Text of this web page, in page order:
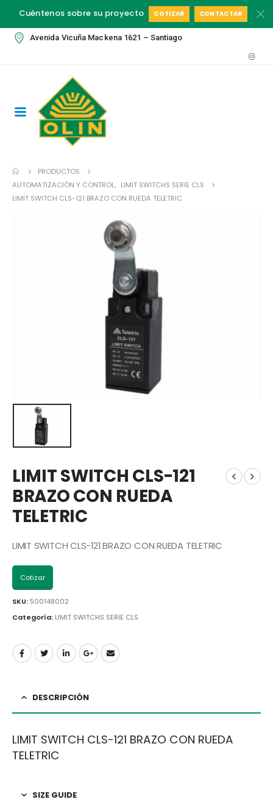
Cuéntenos sobre su proyecto COTIZAR CONTACTAR
Avenida Vicuña Mackena 1621 – Santiago
PRODUCTOS
AUTOMATIZACIÓN Y CONTROL, LIMIT SWITCHS SERIE CLS
LIMIT SWITCH CLS-121 BRAZO CON RUEDA TELETRIC
LIMIT SWITCH CLS-121
BRAZO CON RUEDA
TELETRIC
LIMIT SWITCH CLS-121 BRAZO CON RUEDA TELETRIC
Cotizar
SKU: 500148002
Categoría: LIMIT SWITCHS SERIE CLS
DESCRIPCIÓN
LIMIT SWITCH CLS-121 BRAZO CON RUEDA
TELETRIC
SIZE GUIDE